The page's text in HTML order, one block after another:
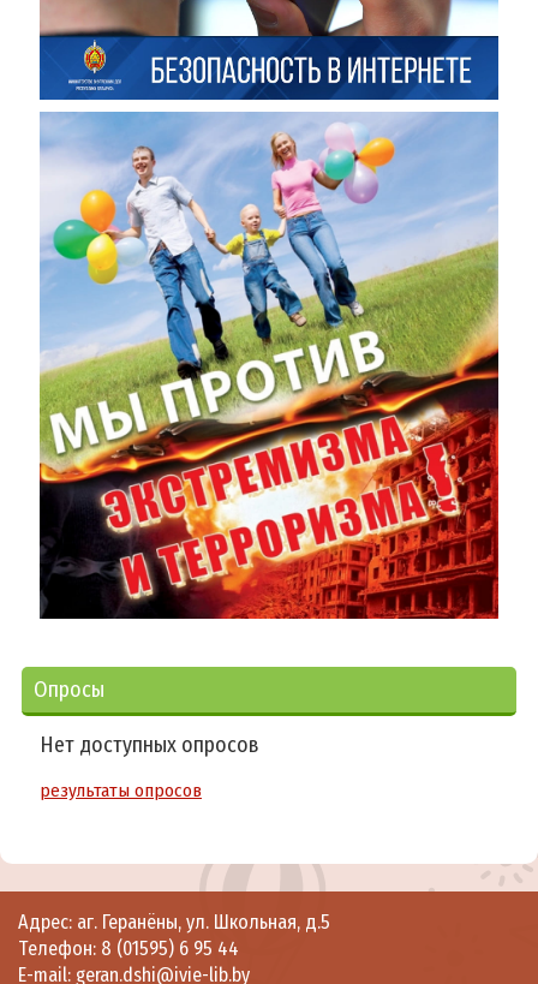
Опросы
Нет доступных опросов
результаты опросов
Адрес: аг. Геранёны, ул. Школьная, д.5
Телефон: 8 (01595) 6 95 44
E-mail: geran.dshi@ivie-lib.by